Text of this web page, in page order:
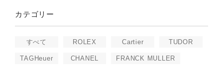
カテゴリー
すべて ROLEX Cartier TUDOR
TAGHeuer CHANEL FRANCK MULLER